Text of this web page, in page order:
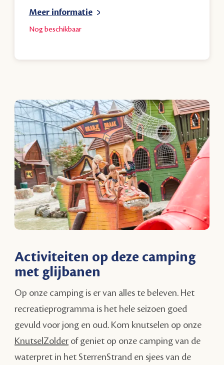
Nog beschikbaar
Meer informatie
Activiteiten op deze camping
met glijbanen
Op onze camping is er van alles te beleven. Het
recreatieprogramma is het hele seizoen goed
gevuld voor jong en oud. Kom knutselen op onze
KnutselZolder of geniet op onze camping van de
waterpret in het SterrenStrand en sjees van de